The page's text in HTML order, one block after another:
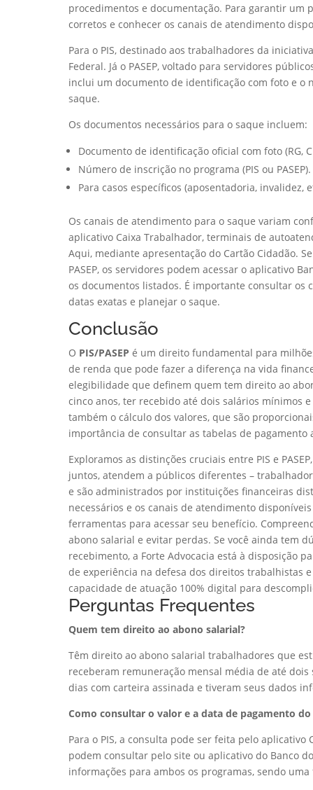
procedimentos e documentação. Para garantir
corretos e conhecer os canais de atendimento
Para o PIS, destinado aos trabalhadores da
Federal. Já o PASEP, voltado para servidores
inclui um documento de identificação com foto e o
saque.
Os documentos necessários para o saque incluem:
Documento de identificação oficial com foto (RG,
Número de inscrição no programa (PIS ou PASEP).
Para casos específicos (aposentadoria,
Os canais de atendimento para o saque variam
aplicativo Caixa Trabalhador, terminais de
Aqui, mediante apresentação do Cartão Cidadão.
PASEP, os servidores podem acessar o aplicativo
os documentos listados. É importante consultar
datas exatas e planejar o saque.
Conclusão
O PIS/PASEP é um direito fundamental para
de renda que pode fazer a diferença na vida
elegibilidade que definem quem tem direito ao
cinco anos, ter recebido até dois salários mínimos
também o cálculo dos valores, que são
importância de consultar as tabelas de pagamento
Exploramos as distinções cruciais entre PIS e
juntos, atendem a públicos diferentes –
e são administrados por instituições financeiras
necessários e os canais de atendimento
ferramentas para acessar seu benefício.
abono salarial e evitar perdas. Se você ainda tem
recebimento, a Forte Advocacia está à disposição
de experiência na defesa dos direitos trabalhistas
capacidade de atuação 100% digital para
Perguntas Frequentes
Quem tem direito ao abono salarial?
Têm direito ao abono salarial trabalhadores que
receberam remuneração mensal média de até
dias com carteira assinada e tiveram seus dados
Como consultar o valor e a data de pagamento
Para o PIS, a consulta pode ser feita pelo aplicativo
podem consultar pelo site ou aplicativo do Banco
informações para ambos os programas, sendo